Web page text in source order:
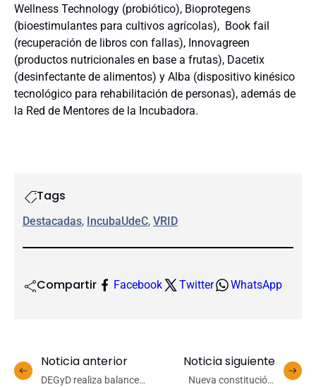
Wellness Technology (probiótico), Bioprotegens
(bioestimulantes para cultivos agrícolas), Book fail
(recuperación de libros con fallas), Innovagreen
(productos nutricionales en base a frutas), Dacetix
(desinfectante de alimentos) y Alba (dispositivo kinésico
tecnológico para rehabilitación de personas), además de
la Red de Mentores de la Incubadora.
Tags
Destacadas, IncubaUdeC, VRID
Compartir Facebook Twitter WhatsApp
Noticia anterior
DEGyD realiza balance
Noticia siguiente
Nueva constitución: